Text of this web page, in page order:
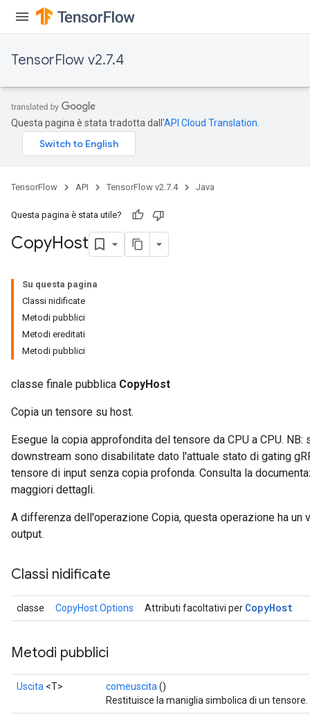
TensorFlow v2.7.4
Questa pagina è stata tradotta dall'API Cloud Translation
TensorFlow API TensorFlow v2.7.4 Java
Questa pagina è stata utile?
CopyHost
Su questa pagina
Classi nidificate
Metodi pubblici
Metodi ereditati
Metodi pubblici
classe finale pubblica CopyHost
Copia un tensore su host.
Esegue la copia approfondita del tensore da CPU a CPU.
downstream sono disabilitate dato l'attuale stato di gating
tensore di input senza copia profonda. Consulta la
maggiori dettagli.
A differenza dell'operazione Copia, questa operazione ha
output.
Classi nidificate
classe CopyHost.Options Attributi facoltativi per CopyHost
Metodi pubblici
Uscita <T> comeuscita ()
Restituisce la maniglia simbolica di un tensore.